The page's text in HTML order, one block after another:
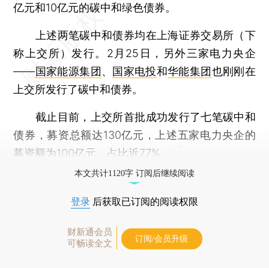
亿元和10亿元的碳中和绿色债券。
上述两笔碳中和债券均在上海证券交易所（下
称上交所）发行。2月25日，另外三家电力央企
——国家能源集团 、 国家电投和华能集团也刚刚在
上交所发行了碳中和债券。
截止目前，上交所首批成功发行了七笔碳中和
债券，募资总额达130亿元，上述五家电力央企的
募资额为100亿元，占比近77%。
本文共计1120字 订阅后继续阅读
登录 后获取已订阅的阅读权限
财新通会员
可畅读全文
订阅/会员升级